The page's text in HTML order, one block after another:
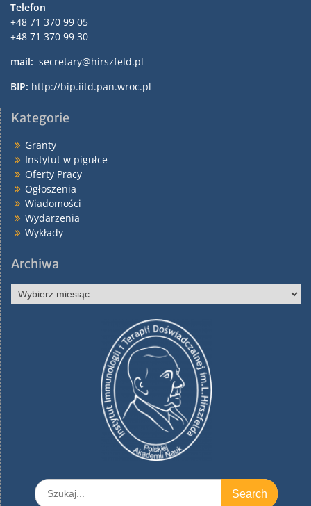
Telefon
+48 71 370 99 05
+48 71 370 99 30
mail: secretary@hirszfeld.pl
BIP: http://bip.iitd.pan.wroc.pl
Kategorie
Granty
Instytut w pigułce
Oferty Pracy
Ogłoszenia
Wiadomości
Wydarzenia
Wykłady
Archiwa
Archiwa
Search
for: